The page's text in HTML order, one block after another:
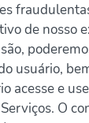
de nosso
usuário,
acesse e
O